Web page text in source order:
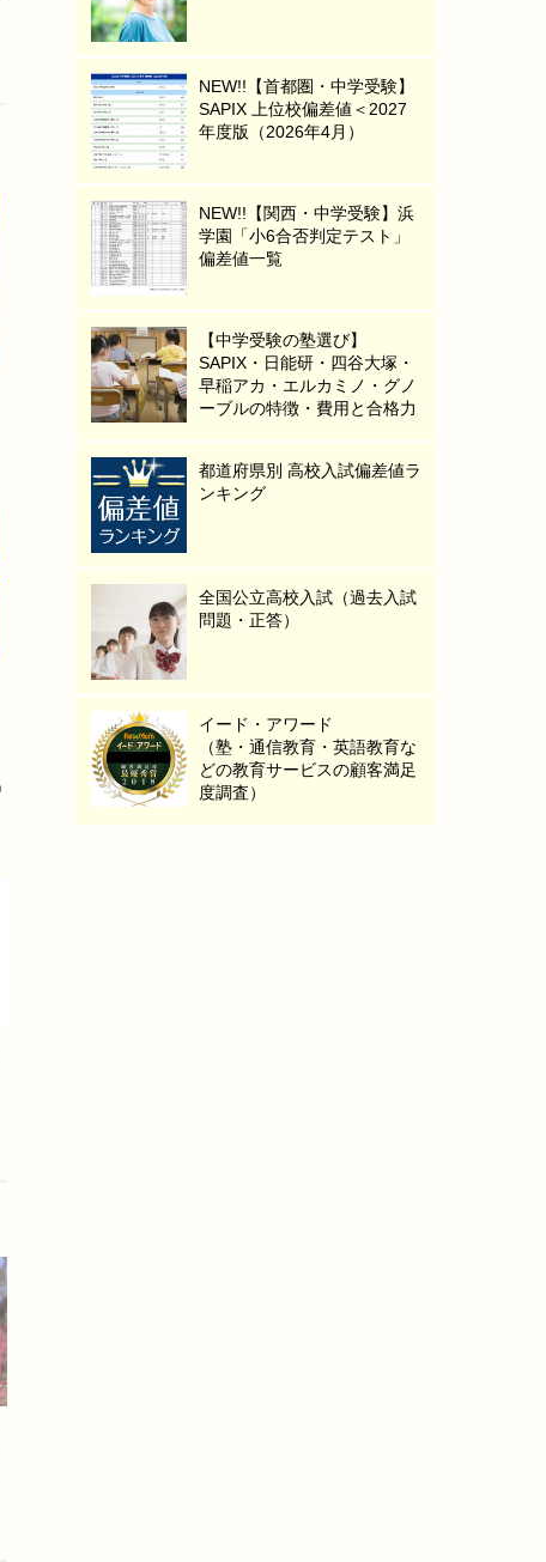
NEW!!【首都圏・中学受験】
SAPIX 上位校偏差値＜2027
年度版（2026年4月）
NEW!!【関西・中学受験】浜
学園「小6合否判定テスト」
偏差値一覧
【中学受験の塾選び】
SAPIX・日能研・四谷大塚・
早稲アカ・エルカミノ・グノ
ーブルの特徴・費用と合格力
都道府県別 高校入試偏差値ラ
ンキング
全国公立高校入試（過去入試
問題・正答）
イード・アワード
（塾・通信教育・英語教育な
どの教育サービスの顧客満足
度調査）